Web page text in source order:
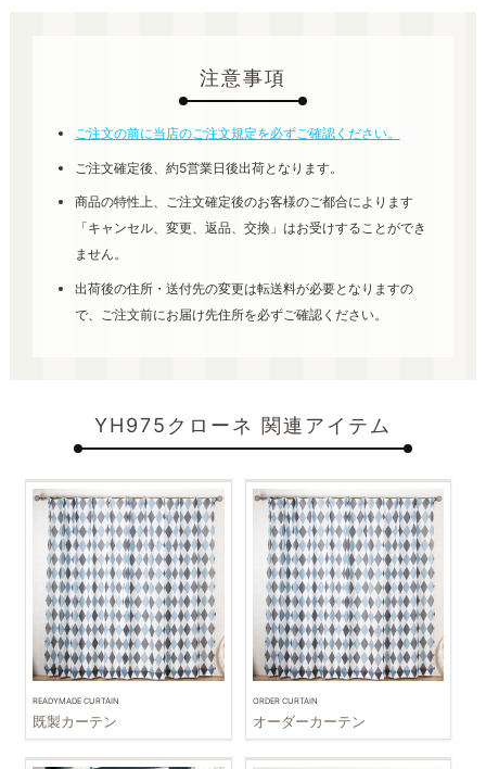
注意事項
ご注文の前に当店のご注文規定を必ずご確認ください。
ご注文確定後、約5営業日後出荷となります。
商品の特性上、ご注文確定後のお客様のご都合によります
「キャンセル、変更、返品、交換」はお受けすることができ
ません。
出荷後の住所・送付先の変更は転送料が必要となりますの
で、ご注文前にお届け先住所を必ずご確認ください。
YH975クローネ 関連アイテム
READYMADE CURTAIN
既製カーテン
ORDER CURTAIN
オーダーカーテン